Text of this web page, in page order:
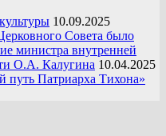
10.09.2025
Совета было
министра внутренней
О.А. Калугина 10.04.2025
путь Патриарха Тихона»